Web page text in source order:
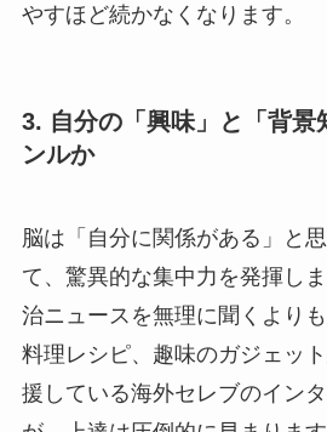
やすほど続かなくなります。
3. 自分の「興味」と「背景
ンルか
脳は「自分に関係がある」と
て、驚異的な集中力を発揮し
治ニュースを無理に聞くより
料理レシピ、趣味のガジェッ
援している海外セレブのイン